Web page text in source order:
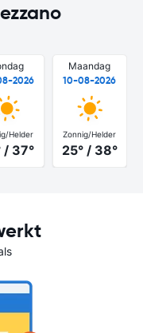
2026
Helder
/ 37°
Maandag
10-08-2026
Zonnig/Helder
25° / 38°